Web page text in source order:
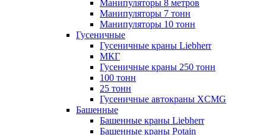
Манипуляторы 8 метров
Манипуляторы 7 тонн
Манипуляторы 10 тонн
Гусеничные
Гусеничные краны Liebherr
МКГ
Гусеничные краны 250 тонн
100 тонн
25 тонн
Гусеничные автокраны XCMG
Башенные
Башенные краны Liebherr
Башенные краны Potain